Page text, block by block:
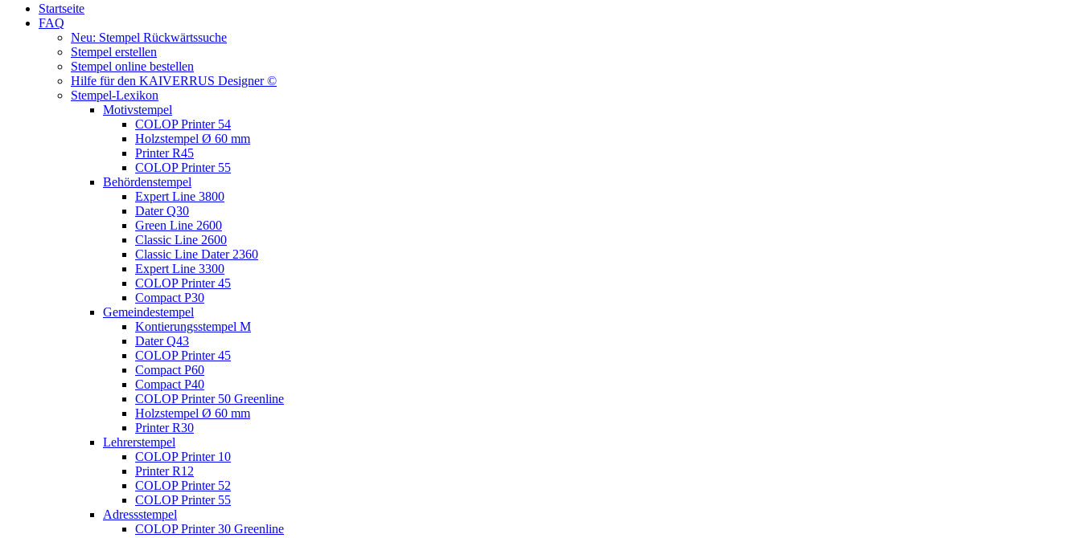
Startseite
FAQ
Neu: Stempel Rückwärtssuche
Stempel erstellen
Stempel online bestellen
Hilfe für den KAIVERRUS Designer ©
Stempel-Lexikon
Motivstempel
COLOP Printer 54
Holzstempel Ø 60 mm
Printer R45
COLOP Printer 55
Behördenstempel
Expert Line 3800
Dater Q30
Green Line 2600
Classic Line 2600
Classic Line Dater 2360
Expert Line 3300
COLOP Printer 45
Compact P30
Gemeindestempel
Kontierungsstempel M
Dater Q43
COLOP Printer 45
Compact P60
Compact P40
COLOP Printer 50 Greenline
Holzstempel Ø 60 mm
Printer R30
Lehrerstempel
COLOP Printer 10
Printer R12
COLOP Printer 52
COLOP Printer 55
Adressstempel
COLOP Printer 30 Greenline